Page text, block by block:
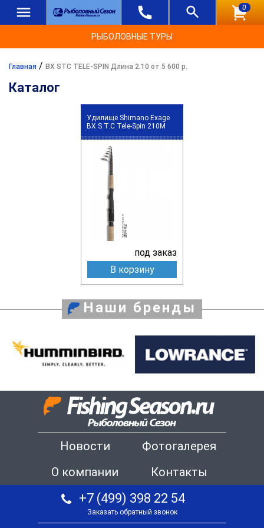
0
РЫБОЛОВНЫЕ ТУРЫ
Главная / BX STC TELE-SPIN Длина 2.10 от 5 600 р.
Каталог
Удилище Shimano Exage
BX S.T.C Tele-Spin 210M
под заказ
В корзину
Наши бренды
Новости
Фотогалерея
О компании
Контакты
+7 (499) 398 22 54
Заказать обратный звонок